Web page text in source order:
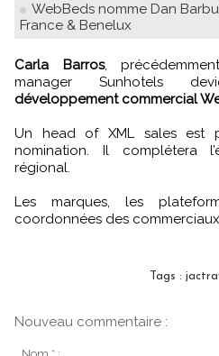
WebBeds nomme Dan
France & Benelux
Carla Barros,
manager Sunhotels
développement commercial
Un head of XML sales est
nomination. Il complétera
régional.
Les marques, les
coordonnées des
Tags :
Nouveau commentaire :